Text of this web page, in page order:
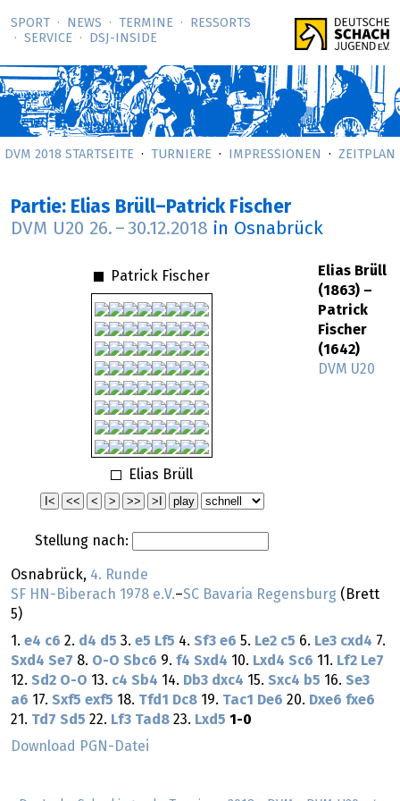
SPORT NEWS TERMINE
RESSORTS
SERVICE
DSJ-­INSIDE
DVM 2018 STARTSEITE TURNIERE IMPRESSIONEN ZEITPLAN
Partie: Elias Brüll–Patrick Fischer
DVM U20 26. – 30.12.2018 in Osnabrück
Patrick Fischer
Elias Brüll
Stellung nach:
Elias Brüll
(1863) –
Patrick
Fischer
(1642)
DVM U20
Osnabrück, 4. Runde
SF HN-Biberach 1978 e.V.–SC Bavaria Regensburg (Brett
5)
1. e4 c6 2. d4 d5 3. e5 Lf5 4. Sf3 e6 5. Le2 c5 6. Le3 cxd4 7.
Sxd4 Se7 8. O-O Sbc6 9. f4 Sxd4 10. Lxd4 Sc6 11. Lf2 Le7
12. Sd2 O-O 13. c4 Sb4 14. Db3 dxc4 15. Sxc4 b5 16. Se3
a6 17. Sxf5 exf5 18. Tfd1 Dc8 19. Tac1 De6 20. Dxe6 fxe6
21. Td7 Sd5 22. Lf3 Tad8 23. Lxd5 1-0
Download PGN-Datei